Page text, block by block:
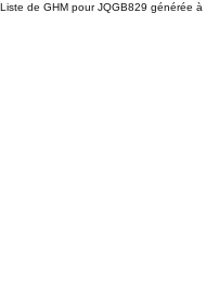
Liste de GHM pour JQGB829 générée